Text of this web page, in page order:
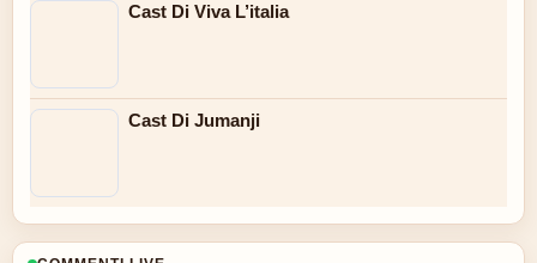
Cast Di Viva L’italia
Cast Di Jumanji